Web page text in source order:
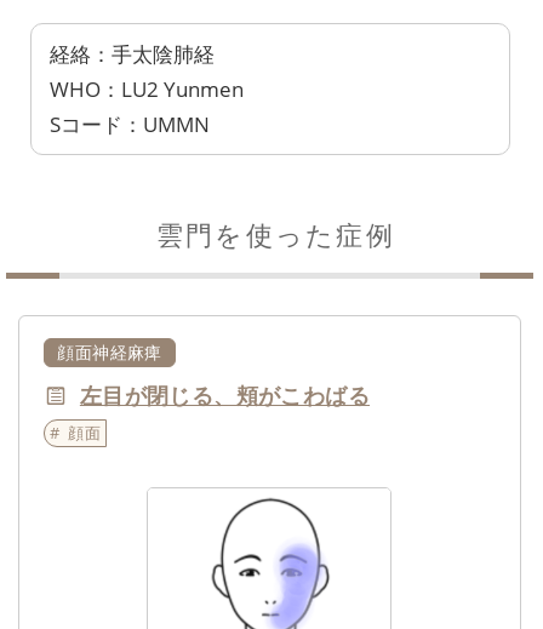
経絡：手太陰肺経
WHO：LU2 Yunmen
Sコード：UMMN
雲門を使った症例
顔面神経麻痺
左目が閉じる、頬がこわばる
顔面